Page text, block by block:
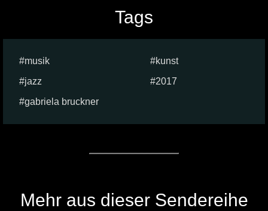
Tags
musik
kunst
jazz
2017
gabriela bruckner
Mehr aus dieser Sendereihe